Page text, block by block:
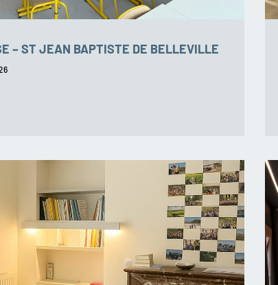
– ST JEAN BAPTISTE DE BELLEVILLE